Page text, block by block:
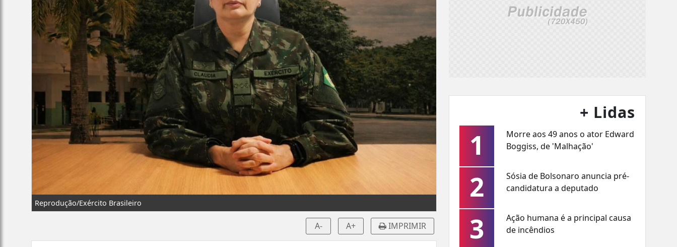
Reprodução/Exército Brasileiro
A- A+ IMPRIMIR
+ Lidas
1
Morre aos 49 anos o ator Edward
Boggiss, de 'Malhação'
2
Sósia de Bolsonaro anuncia pré-
candidatura a deputado
3
Ação humana é a principal causa
de incêndios